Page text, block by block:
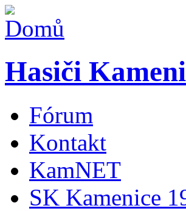
Hasiči
Fórum
Kontakt
KamNET
SK Kamenice